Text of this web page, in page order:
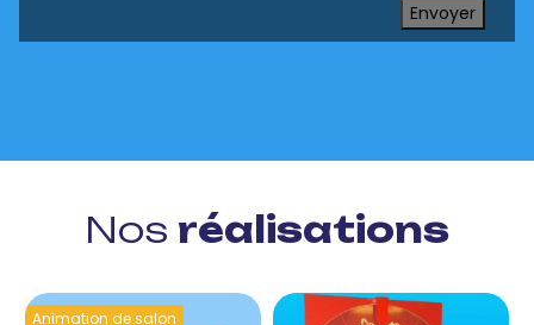
Envoyer
Nos réalisations
Animation de salon